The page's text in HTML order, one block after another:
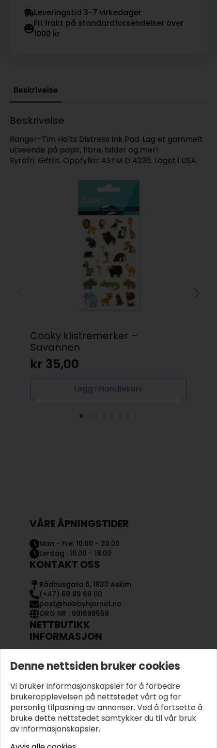
Leveringstid 3-7 virkedager
Fri frakt på standardforsendelser over
1000 kr
Beskrivelse
Beskrivelse
Ranger-Tim Holtz Distress Ink Pad. Lag et gammelt
utseende på papir, fibre, bilder og mer!
Syrefri. Giftfri. Oppfyller ASTM D 4236. Laget i USA.
Cooky klistremerker –
Savannen
kr 35,00
Legg I Handlekurv
VÅRE ÅPNINGSTIDER
Man - Fre: 10.00 - 20.00
Lørdag : 10.00 - 18.00
KONTAKT OSS
Rådhusgata 6, 1830 Askim
(+47) 69 89 69 00
post@hobbyhjornet.no
ORG NR : 991698558
NETTBUTIKK
INFORMASJON
OM OSS
KJØPSVILKÅR OG BETINGELSER
PERSONVERN
Denne nettsiden bruker cookies
Vi bruker informasjonskapsler for å forbedre
brukeropplevelsen på nettstedet vårt og for
personlig tilpasning av annonser. Ved å fortsette å
bruke dette nettstedet samtykker du til vår bruk
av informasjonskapsler.